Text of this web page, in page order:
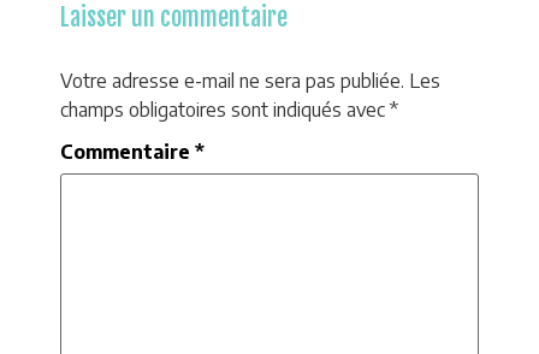
Laisser un commentaire
Votre adresse e-mail ne sera pas publiée. Les
champs obligatoires sont indiqués avec *
Commentaire *